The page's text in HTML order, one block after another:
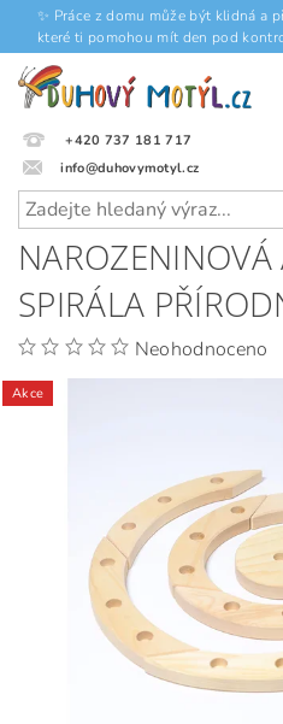
✨ Práce z domu může být klidná a
které ti pomohou mít den pod
+420 737 181 717
info@duhovymotyl.cz
SPIRÁLA
Neohodnoceno
Akce